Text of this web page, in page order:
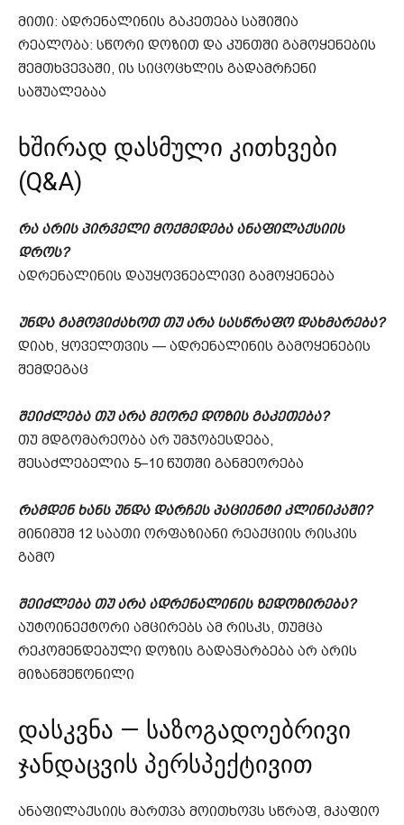
მითი: ადრენალინის გაკეთება საშიშია
რეალობა: სწორი დოზით და კუნთში გამოყენების
შემთხვევაში, ის სიცოცხლის გადამრჩენი
საშუალებაა
ხშირად დასმული კითხვები
(Q&A)
რა არის პირველი მოქმედება ანაფილაქსიის
დროს?
ადრენალინის დაუყოვნებლივი გამოყენება
უნდა გამოვიძახოთ თუ არა სასწრაფო დახმარება?
დიახ, ყოველთვის — ადრენალინის გამოყენების
შემდეგაც
შეიძლება თუ არა მეორე დოზის გაკეთება?
თუ მდგომარეობა არ უმჯობესდება,
შესაძლებელია 5–10 წუთში განმეორება
რამდენ ხანს უნდა დარჩეს პაციენტი კლინიკაში?
მინიმუმ 12 საათი ორფაზიანი რეაქციის რისკის
გამო
შეიძლება თუ არა ადრენალინის ზედოზირება?
აუტოინექტორი ამცირებს ამ რისკს, თუმცა
რეკომენდებული დოზის გადაჭარბება არ არის
მიზანშეწონილი
დასკვნა — საზოგადოებრივი
ჯანდაცვის პერსპექტივით
ანაფილაქსიის მართვა მოითხოვს სწრაფ, მკაფიო